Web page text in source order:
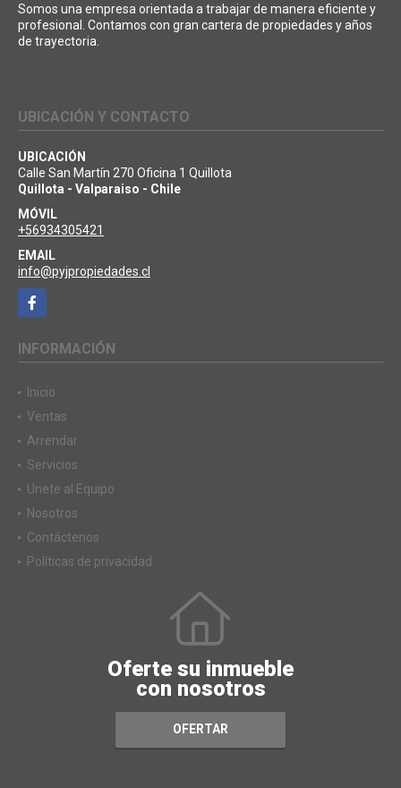
Somos una empresa orientada a trabajar de manera eficiente y
profesional. Contamos con gran cartera de propiedades y años
de trayectoria.
UBICACIÓN Y CONTACTO
UBICACIÓN
Calle San Martín 270 Oficina 1 Quillota
Quillota - Valparaiso - Chile
MÓVIL
+56934305421
EMAIL
info@pyjpropiedades.cl
Facebook
INFORMACIÓN
Inicio
Ventas
Arrendar
Servicios
Unete al Equipo
Nosotros
Contáctenos
Políticas de privacidad
Oferte su inmueble
con nosotros
OFERTAR